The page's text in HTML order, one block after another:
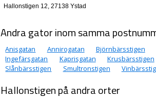
Hallonstigen 12, 27138 Ystad
Andra gator inom samma
Anisgatan Annirogatan Björnbärsstigen
Ingefärsgatan
Kaprisgatan Krusbärsstigen
Slånbärsstigen
Smultronstigen
Hallonstigen på andra orter